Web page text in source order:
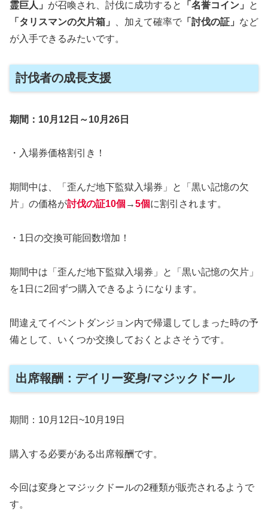
霊巨人」 が召喚され、討伐に成功すると 「名誉コイン」
と
「タリスマンの欠片箱」
、加えて確率で 「討伐の証」 など
が入手できるみたいです。
討伐者の成長支援
期間：10月12日～10月26日
・入場券価格割引き！
期間中は、「歪んだ地下監獄入場券」と「黒い記憶の欠
片」の価格が討伐の証10個 →5個に割引されます。
・1日の交換可能回数増加！
期間中は「歪んだ地下監獄入場券」と「黒い記憶の欠片」
を1日に2回ずつ購入できるようになります。
間違えてイベントダンジョン内で帰還してしまった時の予
備として、いくつか交換しておくとよさそうです。
出席報酬：デイリー変身/マジックドール
期間：10月12日~10月19日
購入する必要がある出席報酬です。
今回は変身とマジックドールの2種類が販売されるようで
す。